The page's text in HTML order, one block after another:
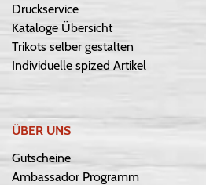
Druckservice
Kataloge Übersicht
Trikots selber gestalten
Individuelle spized Artikel
ÜBER UNS
Gutscheine
Ambassador Programm